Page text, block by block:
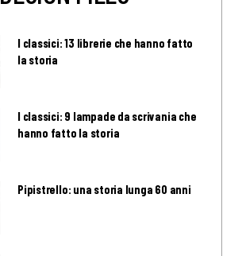
I classici: 13 librerie che hanno fatto
la storia
I classici: 9 lampade da scrivania che
hanno fatto la storia
Pipistrello: una storia lunga 60 anni